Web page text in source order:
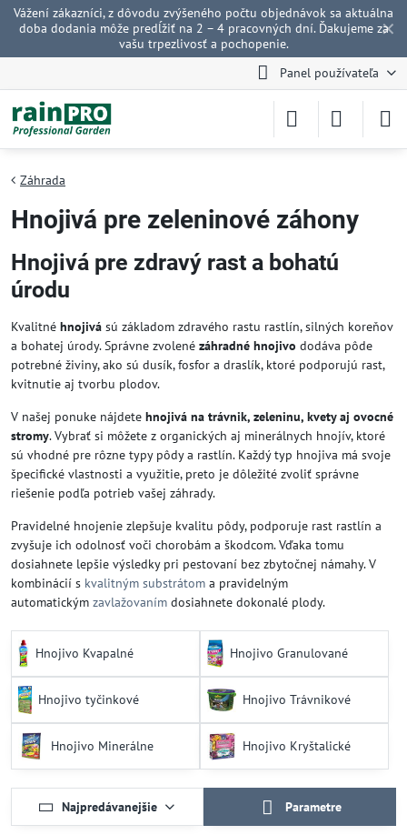
✕
Vážení zákazníci, z dôvodu zvýšeného počtu objednávok sa aktuálna
doba dodania môže predĺžiť na 2 – 4 pracovných dní. Ďakujeme za
vašu trpezlivosť a pochopenie.
Panel používateľa
Záhrada
Hnojivá pre zeleninové záhony
Hnojivá pre zdravý rast a bohatú
úrodu
Kvalitné hnojivá sú základom zdravého rastu rastlín, silných koreňov
a bohatej úrody. Správne zvolené záhradné hnojivo dodáva pôde
potrebné živiny, ako sú dusík, fosfor a draslík, ktoré podporujú rast,
kvitnutie aj tvorbu plodov.
V našej ponuke nájdete hnojivá na trávnik, zeleninu, kvety aj ovocné
stromy. Vybrať si môžete z organických aj minerálnych hnojív, ktoré
sú vhodné pre rôzne typy pôdy a rastlín. Každý typ hnojiva má svoje
špecifické vlastnosti a využitie, preto je dôležité zvoliť správne
riešenie podľa potrieb vašej záhrady.
Pravidelné hnojenie zlepšuje kvalitu pôdy, podporuje rast rastlín a
zvyšuje ich odolnosť voči chorobám a škodcom. Vďaka tomu
dosiahnete lepšie výsledky pri pestovaní bez zbytočnej námahy. V
kombinácií s kvalitným substrátom a pravidelným
automatickým zavlažovaním dosiahnete dokonalé plody.
Hnojivo Kvapalné Hnojivo Granulované
Hnojivo tyčinkové Hnojivo Trávnikové
Hnojivo Minerálne Hnojivo Kryštalické
Najpredávanejšie Parametre